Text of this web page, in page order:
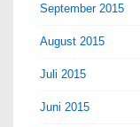
September 2015
August 2015
Juli 2015
Juni 2015